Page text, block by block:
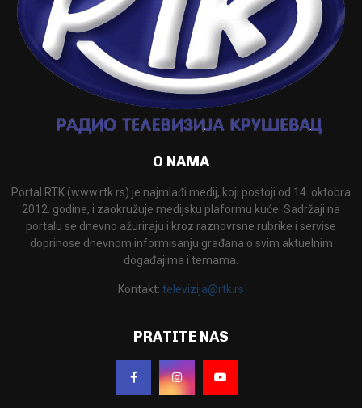
O NAMA
Portal RTK (www.rtk.rs) je najmlađi medij, koji postoji od 14. oktobra
2012. godine, i zaokružuje medijsku plaformu kuće. Sadržaji na
portalu se dnevno ažuriraju i kroz raznovrsne rubrike i servise
doprinose dnevnom informisanju građana o svim aktuelnim
događajima i temama.
Kontakt: televizija@rtk.rs
PRATITE NAS